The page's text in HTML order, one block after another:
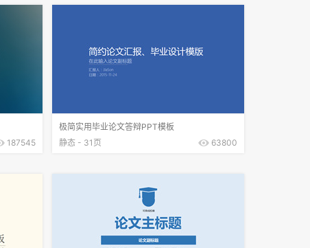
187545
极简实用毕业论文答辩PPT模板
静态 - 31页
63800